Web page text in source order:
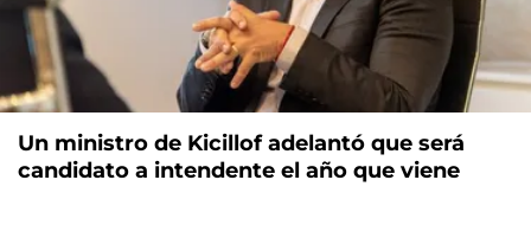
Un ministro de Kicillof adelantó que será
candidato a intendente el año que viene